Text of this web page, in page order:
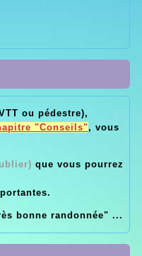
ou pédestre),
"Conseils", vous
que vous pourrez
bonne randonnée" ...